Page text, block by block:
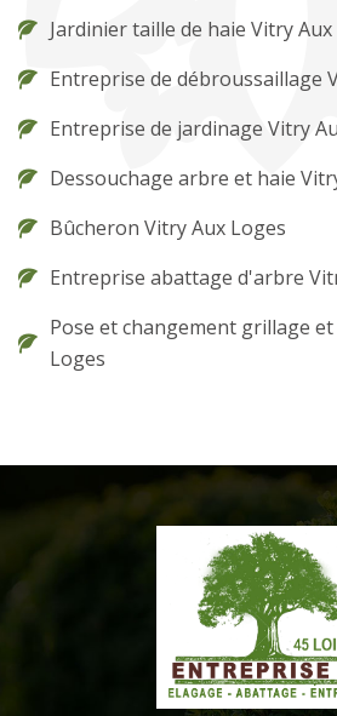
Jardinier taille de haie Vitry
Entreprise de débroussaillage
Entreprise de jardinage Vitry
Dessouchage arbre et haie
Bûcheron Vitry Aux Loges
Entreprise abattage d'arbre
Pose et changement grillage
Loges